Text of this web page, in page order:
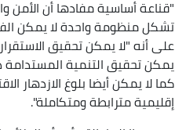
"قناعة أساسية مفادها أن الأمن
تشكل منظومة واحدة لا يمكن
على أنه "لا يمكن تحقيق الاستقرار
يمكن تحقيق التنمية المستدامة
كما لا يمكن أيضا بلوغ الازدهار
إقليمية مترابطة ومتكاملة".